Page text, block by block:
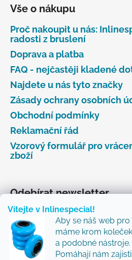
Vítejte v Inlinespecial!
Aby se náš web
máme krom
a podobné nástroje.
Pomáhají nám
Vše o nákupu
Proč nakoupit u nás:
radosti z bruslení
Doprava a platba
FAQ - nejčastěji kladené
Najdete u nás tyto značky
Zásady ochrany osobních
Obchodní podmínky
Reklamační řád
Vzorový formulář pro
zboží
Odebírat newsletter
Vložte svůj e-mail a my vám
o nových produktech na našem
Přidejte se k nám a my Vám
novinky a tipy.